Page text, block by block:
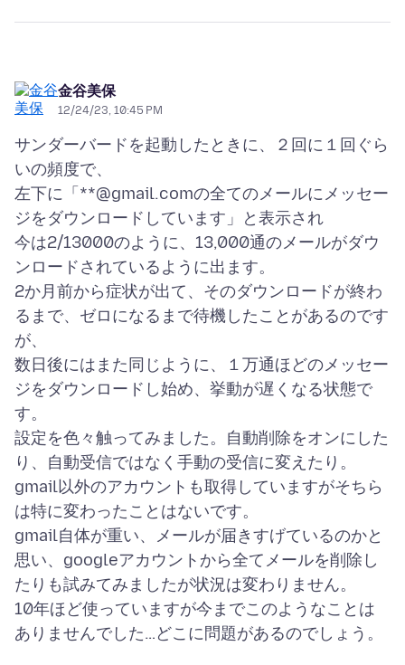
金谷美保
12/24/23, 10:45 PM
サンダーバードを起動したときに、２回に１回ぐら
いの頻度で、
左下に「**@gmail.comの全てのメールにメッセー
ジをダウンロードしています」と表示され
今は2/13000のように、13,000通のメールがダウ
ンロードされているように出ます。
2か月前から症状が出て、そのダウンロードが終わ
るまで、ゼロになるまで待機したことがあるのです
が、
数日後にはまた同じように、１万通ほどのメッセー
ジをダウンロードし始め、挙動が遅くなる状態で
す。
設定を色々触ってみました。自動削除をオンにした
り、自動受信ではなく手動の受信に変えたり。
gmail以外のアカウントも取得していますがそちら
は特に変わったことはないです。
gmail自体が重い、メールが届きすげているのかと
思い、googleアカウントから全てメールを削除し
たりも試みてみましたが状況は変わりません。
10年ほど使っていますが今までこのようなことは